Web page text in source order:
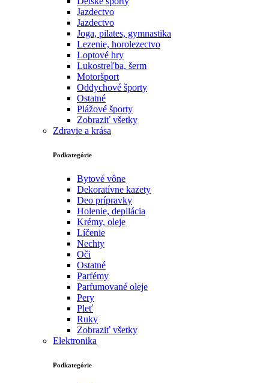
Jazdectvo
Jazdectvo
Joga, pilates, gymnastika
Lezenie, horolezectvo
Loptové hry
Lukostreľba, šerm
Motoršport‎
Oddychové športy
Ostatné
Plážové športy
Zobraziť všetky
Zdravie a krása
Podkategórie
Bytové vône
Dekoratívne kazety
Deo prípravky
Holenie, depilácia
Krémy, oleje
Líčenie
Nechty
Oči
Ostatné
Parfémy
Parfumované oleje
Pery
Pleť
Ruky
Zobraziť všetky
Elektronika
Podkategórie